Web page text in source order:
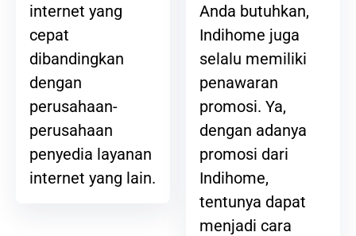
internet yang
cepat
dibandingkan
dengan
perusahaan-
perusahaan
penyedia layanan
internet yang lain.
Anda butuhkan,
Indihome juga
selalu memiliki
penawaran
promosi. Ya,
dengan adanya
promosi dari
Indihome,
tentunya dapat
menjadi cara